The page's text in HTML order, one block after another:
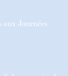
aux Journées